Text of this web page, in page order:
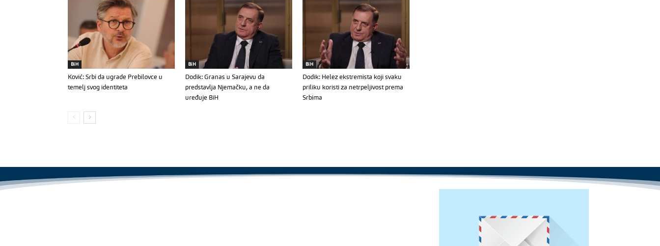
BiH
Ković: Srbi da ugrade Prebilovce u
temelj svog identiteta
BiH
Dodik: Granas u Sarajevu da
predstavlja Njemačku, a ne da
uređuje BiH
BiH
Dodik: Helez ekstremista koji svaku
priliku koristi za netrpeljivost prema
Srbima